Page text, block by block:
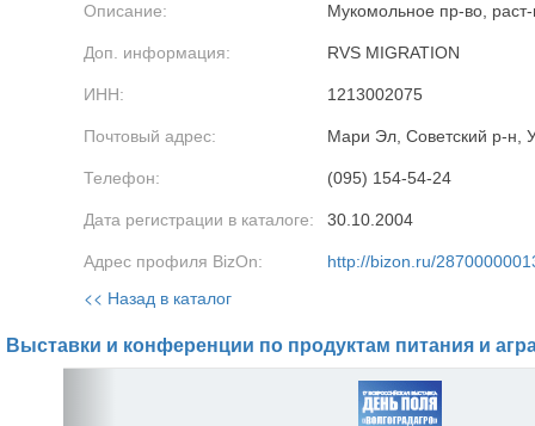
Описание: Мукомольное пр-во,
Доп. информация: RVS MIGRATION
ИНН: 1213002075
Почтовый адрес: Мари Эл, Советский р-н,
Телефон: (095) 154-54-24
Дата регистрации в каталоге: 30.10.2004
Адрес профиля BizOn: http://bizon.ru/
<< Назад в каталог
Выставки и конференции по продуктам питания и